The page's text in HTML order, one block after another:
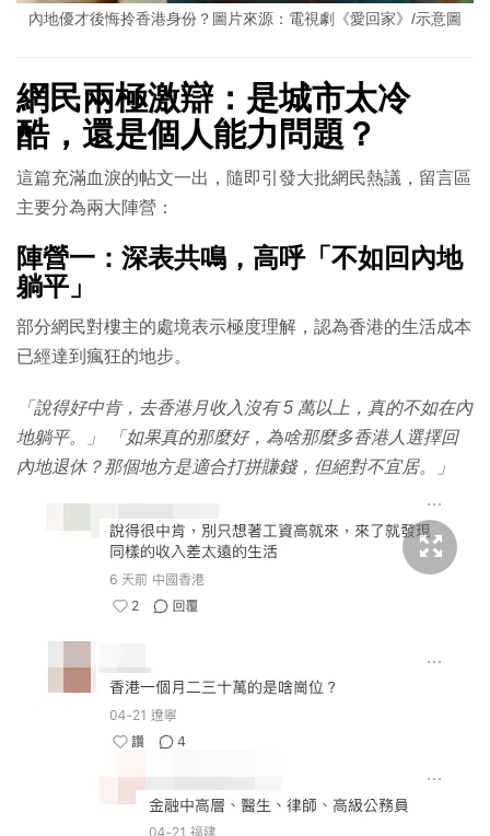
內地優才後悔拎香港身份？圖片來源：電視劇《愛回家》/示意圖
網民兩極激辯：是城市太冷
酷，還是個人能力問題？
這篇充滿血淚的帖文一出，隨即引發大批網民熱議，留言區
主要分為兩大陣營：
陣營一：深表共鳴，高呼「不如回內地
躺平」
部分網民對樓主的處境表示極度理解，認為香港的生活成本
已經達到瘋狂的地步。
「說得好中肯，去香港月收入沒有 5 萬以上，真的不如在內
地躺平。」
「如果真的那麼好，為啥那麼多香港人選擇回
內地退休？那個地方是適合打拼賺錢，但絕對不宜居。」